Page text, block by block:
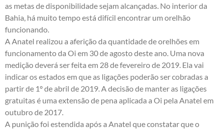
as metas de disponibilidade sejam alcançadas. No interior da
Bahia, há muito tempo está difícil encontrar um orelhão
funcionando.
A Anatel realizou a aferição da quantidade de orelhões em
funcionamento da Oi em 30 de agosto deste ano. Uma nova
medição deverá ser feita em 28 de fevereiro de 2019. Ela vai
indicar os estados em que as ligações poderão ser cobradas a
partir de 1º de abril de 2019. A decisão de manter as ligações
gratuitas é uma extensão de pena aplicada a Oi pela Anatel em
outubro de 2017.
A punição foi estendida após a Anatel que constatar que o